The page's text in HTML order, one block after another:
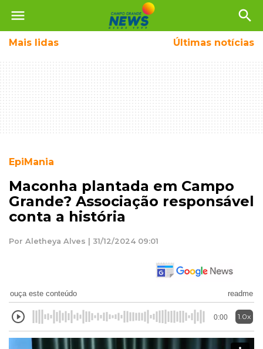
menu search
Mais lidas Últimas notícias
EpiMania
Maconha plantada em Campo
Grande? Associação responsável
conta a história
Por Aletheya Alves | 31/12/2024 09:01
ouça este conteúdo readme
0:00 1.0x